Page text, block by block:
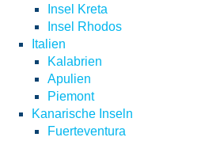
Insel Kreta
Insel Rhodos
Italien
Kalabrien
Apulien
Piemont
Kanarische Inseln
Fuerteventura